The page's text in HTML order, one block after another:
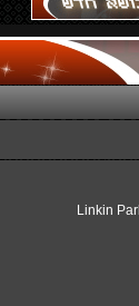
Linkin